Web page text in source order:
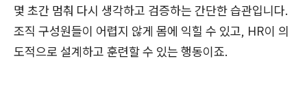
몇 초간 멈춰 다시 생각하고 검증하는 간단한 습관입니다.
조직 구성원들이 어렵지 않게 몸에 익힐 수 있고, HR이 의
도적으로 설계하고 훈련할 수 있는 행동이죠.